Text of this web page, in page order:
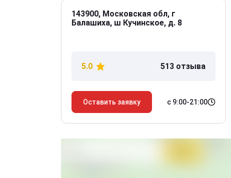
143900, Московская обл, г
Балашиха, ш Кучинское, д. 8
5.0 513 отзыва
Оставить заявку с 9:00-21:00